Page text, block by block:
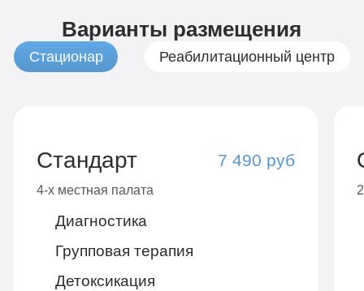
Варианты размещения
Стационар Реабилитационный центр
Стандарт 7 490 руб
4-х местная палата
Диагностика
Групповая терапия
Детоксикация